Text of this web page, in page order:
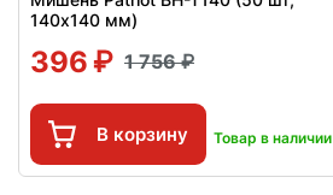
140x140 мм)
396 1 756
В корзину Товар в наличии